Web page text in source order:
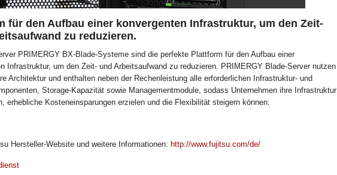
für den Aufbau einer konvergenten Infrastruktur, um den Zeit-
zu reduzieren.
PRIMERGY BX-Blade-Systeme sind die perfekte Plattform für den Aufbau einer
Infrastruktur, um den Zeit- und Arbeitsaufwand zu reduzieren. PRIMERGY Blade-Server nutzen
Architektur und enthalten neben der Rechenleistung alle erforderlichen Infrastruktur- und
Storage-Kapazität sowie Managementmodule, sodass Unternehmen ihre Infrastruktur
erhebliche Kosteneinsparungen erzielen und die Flexibilität steigern können.
Hersteller-Website und weitere Informationen: http://www.fujitsu.com/de/